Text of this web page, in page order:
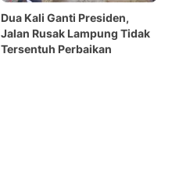
Dua Kali Ganti Presiden,
Jalan Rusak Lampung Tidak
Tersentuh Perbaikan